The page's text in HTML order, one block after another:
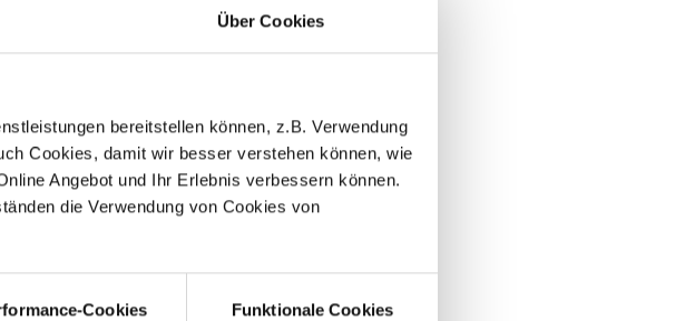
Über Cookies
bereitstellen können, z.B. Verwendung
Cookies, damit wir besser verstehen können, wie
Angebot und Ihr Erlebnis verbessern können.
die Verwendung von Cookies von
Cookies Funktionale Cookies